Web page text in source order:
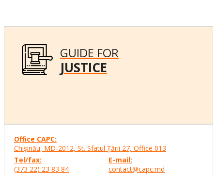
GUIDE FOR
JUSTICE
Office CAPC:
Chişinău, MD-2012, St. Sfatul Ţării 27, Office 013
Tel/fax:
(373 22) 23 83 84
E-mail:
contact@capc.md